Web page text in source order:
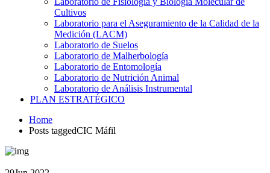
Cultivos
Laboratorio para el Aseguramiento de la Calidad de la
Medición (LACM)
Laboratorio de Suelos
Laboratorio de Malherbología
Laboratorio de Entomología
Laboratorio de Nutrición Animal
Laboratorio de Análisis Instrumental
PLAN ESTRATÉGICO
Home
Posts taggedCIC Máfil